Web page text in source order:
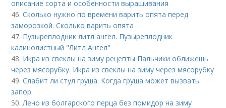
описание сорта и особенности выращивания
46.Сколько нужно по времени варить опята перед
заморозкой. Сколько варить опята
47. Пузыреплодник литл ангел. Пузыреплодник
калинолистный "Литл Ангел"
48. Икра из свеклы на зиму рецепты Пальчики оближешь
через мясорубку. Икра из свеклы на зиму через мясорубку
49.Слабит ли стул груша. Когда груша может вызвать
запор
50.Лечо из болгарского перца без помидор на зиму